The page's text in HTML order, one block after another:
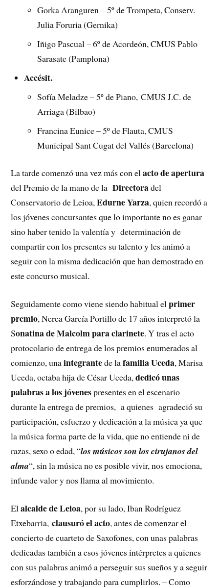
Gorka Aranguren – 5º de Trompeta, Conserv.
Julia Foruria (Gernika)
Iñigo Pascual – 6º de Acordeón, CMUS Pablo
Sarasate (Pamplona)
Accésit.
Sofía Meladze – 5º de Piano, CMUS J.C. de
Arriaga (Bilbao)
Francina Eunice – 5º de Flauta, CMUS
Municipal Sant Cugat del Vallés (Barcelona)
La tarde comenzó una vez más con elacto de apertura
del Premio de la mano de laDirectoradel
Conservatorio de Leioa,Edurne Yarza, quien recordó a
los jóvenes concursantes que lo importante no es ganar
sino haber tenido la valentía y determinación de
compartir con los presentes su talento y les animó a
seguir con la misma dedicación que han demostrado en
este concurso musical.
Seguidamente como viene siendo habitual elprimer
premio, Nerea García Portillo de 17 años interpretó la
Sonatina de Malcolm para clarinete. Y tras el acto
protocolario de entrega de los premios enumerados al
comienzo, unaintegrantede lafamilia Uceda, Marisa
Uceda, octaba hija de César Uceda,dedicó unas
palabras a los jóvenespresentes en el escenario
durante la entrega de premios, a quienes agradeció su
participación, esfuerzo y dedicación a la música ya que
la música forma parte de la vida, que no entiende ni de
razas, sexo o edad, “los músicos son los cirujanos del
alma“, sin la música no es posible vivir, nos emociona,
infunde valor y nos llama al movimiento.
Elalcalde de Leioa, por su lado, Iban Rodríguez
Etxebarria,clausuró el acto, antes de comenzar el
concierto de cuarteto de Saxofones, con unas palabras
dedicadas también a esos jóvenes intérpretes a quienes
con sus palabras animó a perseguir sus sueños y a seguir
esforzándose y trabajando para cumplirlos. – Como